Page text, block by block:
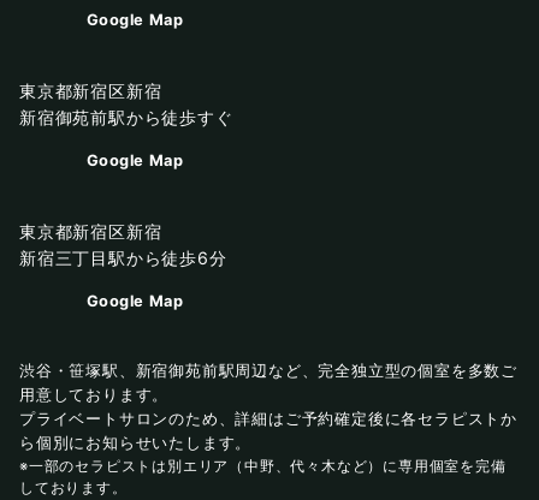
Google Map
東京都新宿区新宿
新宿御苑前駅から徒歩すぐ
Google Map
東京都新宿区新宿
新宿三丁目駅から徒歩6分
Google Map
渋谷・笹塚駅、新宿御苑前駅周辺など、完全独立型の個室を多数ご
用意しております。
プライベートサロンのため、詳細はご予約確定後に各セラピストか
ら個別にお知らせいたします。
※一部のセラピストは別エリア（中野、代々木など）に専用個室を完備
しております。